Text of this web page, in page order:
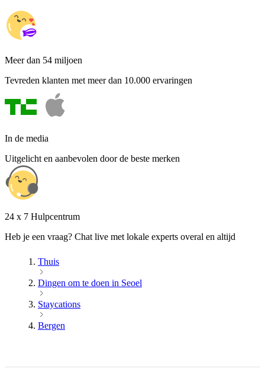
Meer dan 54 miljoen
Tevreden klanten met meer dan 10.000 ervaringen
In de media
Uitgelicht en aanbevolen door de beste merken
24 x 7 Hulpcentrum
Heb je een vraag? Chat live met lokale experts overal en altijd
Thuis
Dingen om te doen in Seoel
Staycations
Bergen